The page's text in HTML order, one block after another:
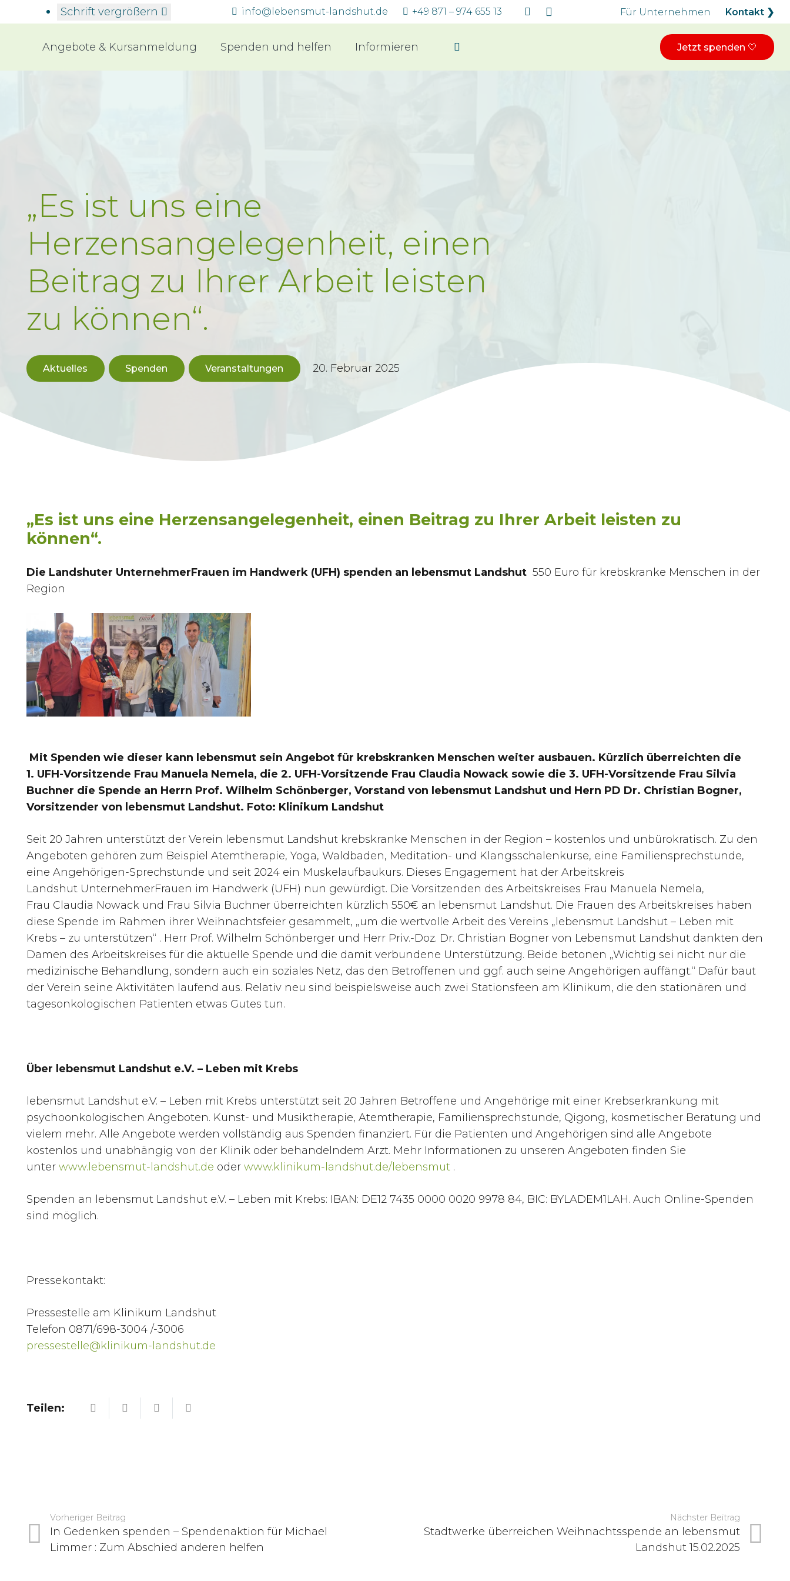
Schrift vergrößern info@lebensmut-landshut.de +49 871 – 974 655 13 Für Unternehmen Kontakt ❯
Angebote & Kursanmeldung Spenden und helfen Informieren Jetzt spenden 🤍
​​„Es ist uns eine
Herzensangelegenheit, einen
Beitrag zu Ihrer Arbeit leisten
zu können“.
Aktuelles Spenden Veranstaltungen 20. Februar 2025
„Es ist uns eine Herzensangelegenheit, einen Beitrag zu Ihrer Arbeit leisten zu
können“.
Die Landshuter UnternehmerFrauen im Handwerk (UFH) spenden an lebensmut Landshut 550 Euro für krebskranke Menschen in der
Region
Mit Spenden wie dieser kann lebensmut sein Angebot für krebskranken Menschen weiter ausbauen. Kürzlich überreichten die
1. UFH-Vorsitzende Frau Manuela Nemela, die 2. UFH-Vorsitzende Frau Claudia Nowack sowie die 3. UFH-Vorsitzende Frau Silvia
Buchner die Spende an Herrn Prof. Wilhelm Schönberger, Vorstand von lebensmut Landshut und Hern PD Dr. Christian Bogner,
Vorsitzender von lebensmut Landshut. Foto: Klinikum Landshut
Seit 20 Jahren unterstützt der Verein lebensmut Landshut krebskranke Menschen in der Region – kostenlos und unbürokratisch. Zu den
Angeboten gehören zum Beispiel Atemtherapie, Yoga, Waldbaden, Meditation- und Klangsschalenkurse, eine Familiensprechstunde,
eine Angehörigen-Sprechstunde und seit 2024 ein Muskelaufbaukurs. Dieses Engagement hat der Arbeitskreis
Landshut UnternehmerFrauen im Handwerk (UFH) nun gewürdigt. Die Vorsitzenden des Arbeitskreises Frau Manuela Nemela,
Frau Claudia Nowack und Frau Silvia Buchner überreichten kürzlich 550€ an lebensmut Landshut. Die Frauen des Arbeitskreises haben
diese Spende im Rahmen ihrer Weihnachtsfeier gesammelt, „um die wertvolle Arbeit des Vereins „lebensmut Landshut – Leben mit
Krebs – zu unterstützen“ . Herr Prof. Wilhelm Schönberger und Herr Priv.-Doz. Dr. Christian Bogner von Lebensmut Landshut dankten den
Damen des Arbeitskreises für die aktuelle Spende und die damit verbundene Unterstützung. Beide betonen „Wichtig sei nicht nur die
medizinische Behandlung, sondern auch ein soziales Netz, das den Betroffenen und ggf. auch seine Angehörigen auffängt.“ Dafür baut
der Verein seine Aktivitäten laufend aus. Relativ neu sind beispielsweise auch zwei Stationsfeen am Klinikum, die den stationären und
tagesonkologischen Patienten etwas Gutes tun.
Über lebensmut Landshut e.V. – Leben mit Krebs
lebensmut Landshut e.V. – Leben mit Krebs unterstützt seit 20 Jahren Betroffene und Angehörige mit einer Krebserkrankung mit
psychoonkologischen Angeboten. Kunst- und Musiktherapie, Atemtherapie, Familiensprechstunde, Qigong, kosmetischer Beratung und
vielem mehr. Alle Angebote werden vollständig aus Spenden finanziert. Für die Patienten und Angehörigen sind alle Angebote
kostenlos und unabhängig von der Klinik oder behandelndem Arzt. Mehr Informationen zu unseren Angeboten finden Sie
unter www.lebensmut-landshut.de oder www.klinikum-landshut.de/lebensmut .
Spenden an lebensmut Landshut e.V. – Leben mit Krebs: IBAN: DE12 7435 0000 0020 9978 84, BIC: BYLADEM1LAH. Auch Online-Spenden
sind möglich.
Pressekontakt:
Pressestelle am Klinikum Landshut
Telefon 0871/698-3004 /-3006
pressestelle@klinikum-landshut.de
Teilen:
Vorheriger Beitrag
In Gedenken spenden – Spendenaktion für Michael
Limmer : Zum Abschied anderen helfen
Nächster Beitrag
Stadtwerke überreichen Weihnachtsspende an lebensmut
Landshut 15.02.2025